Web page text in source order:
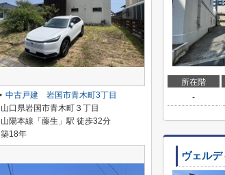
所在階
-
ヴェルデ
中古戸建 岩国市青木町3丁目
山口県岩国市青木町３丁目
山陽本線「藤生」駅 徒歩32分
築18年